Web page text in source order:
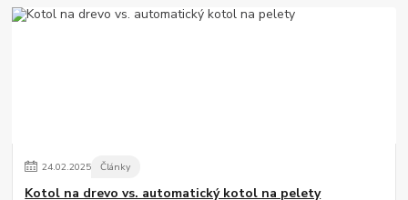
24.02.2025 Články
Kotol na drevo vs. automatický kotol na pelety